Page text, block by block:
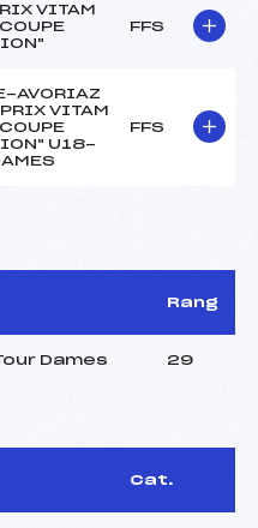
VITAM
FFS
AVORIAZ
PRIX VITAM
U18-
FFS
Rang
Dames 29
Cat.